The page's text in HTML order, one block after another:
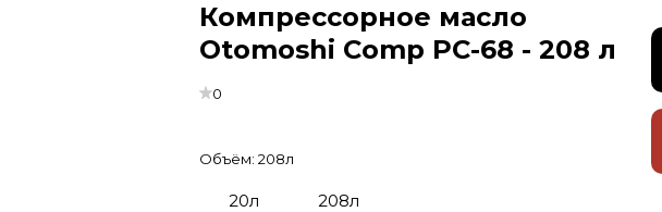
Компрессорное масло
Otomoshi Comp PC-68 - 208 л
0
Объём:208л
20л 208л